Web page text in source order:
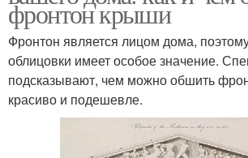
фронтон крыши
Фронтон является лицом дома,
облицовки имеет особое значение.
подсказывают, чем можно обшить
красиво и подешевле.